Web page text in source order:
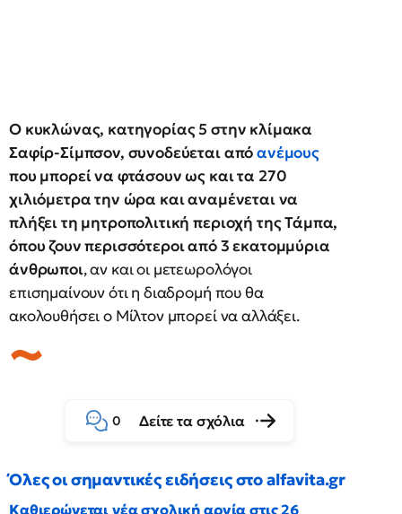
Ο κυκλώνας, κατηγορίας 5 στην κλίμακα
Σαφίρ-Σίμπσον, συνοδεύεται απόανέμους
που μπορεί να φτάσουν ως και τα 270
χιλιόμετρα την ώρα και αναμένεται να
πλήξει τη μητροπολιτική περιοχή της Τάμπα,
όπου ζουν περισσότεροι από 3 εκατομμύρια
άνθρωποι, αν και οι μετεωρολόγοι
επισημαίνουν ότι η διαδρομή που θα
ακολουθήσει ο Μίλτον μπορεί να αλλάξει.
0 Δείτε τα σχόλια
Όλες οι σημαντικές ειδήσεις στο alfavita.gr
Καθιερώνεται νέα σχολική αργία στις 26